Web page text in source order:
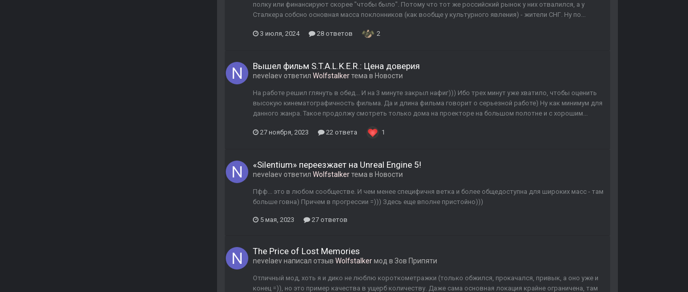
полку или финансируют скорее "чтобы было". Потому что тот же российский рынок у них отвалился, а у
Сталкера собсно основная масса поклонников (как вообще у культурного явления) - жители СНГ. Ну по...
3 июля, 2024 28 ответов 2
Вышел фильм S.T.A.L.K.E.R.: Цена доверия
nevelaev ответил Wolfstalkerтема в Новости
На работе решил глянуть в обед... И на 3 минуте закрыл нафиг))) Ибо трех минут уже хватило, чтобы оценить
высокую кинематографичность фильма. Да и длина фильма говорит о серьезной работе) Ну как минимум для
данного жанра. Такое продолжу смотреть только дома на проекторе на большом полотне и с хорошим...
27 ноября, 2023 22 ответа 1
«Silentium» переезжает на Unreal Engine 5!
nevelaev ответил Wolfstalkerтема в Новости
Пфф... это в любом сообществе. И чем менее специфичня ветка и более общедоступна для широких масс - там
больше говна) Причем в прогрессии =))) Здесь еще вполне пристойно)))
5 мая, 2023 27 ответов
The Price of Lost Memories
nevelaevнаписал отзыв Wolfstalkerмод в Зов Припяти
Отличный мод, хоть я и дико не люблю короткометражки (только обжился, прокачался, привык, а оно уже и
конец =)), но это пример качества в ущерб количеству. Даже сама основная локация крайне ограничена, там